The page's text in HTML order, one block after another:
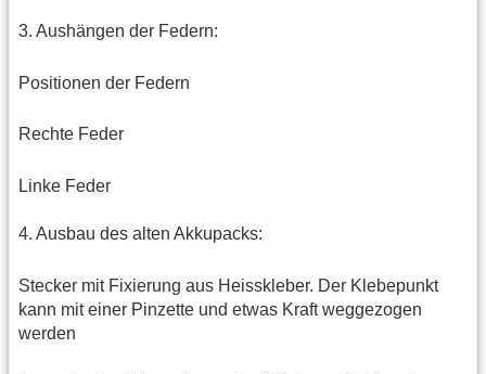
3. Aushängen der Federn:
Positionen der Federn
Rechte Feder
Linke Feder
4. Ausbau des alten Akkupacks:
Stecker mit Fixierung aus Heisskleber. Der Klebepunkt
kann mit einer Pinzette und etwas Kraft weggezogen
werden